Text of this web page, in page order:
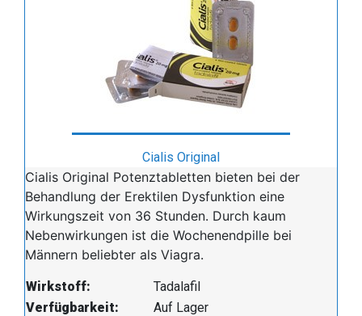
Cialis Original
Cialis Original Potenztabletten bieten bei der
Behandlung der Erektilen Dysfunktion eine
Wirkungszeit von 36 Stunden. Durch kaum
Nebenwirkungen ist die Wochenendpille bei
Männern beliebter als Viagra.
Wirkstoff:
Tadalafil
Verfügbarkeit:
Auf Lager